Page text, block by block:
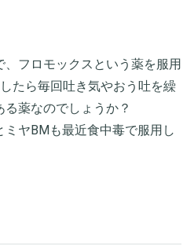
フロモックスという薬を服用
たら毎回吐き気やおう吐を繰
薬なのでしょうか？
ヤBMも最近食中毒で服用し